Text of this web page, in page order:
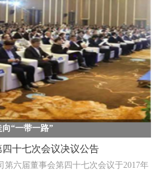
“一带一路”
十七次会议决议公告
六届董事会第四十七次会议于2017年